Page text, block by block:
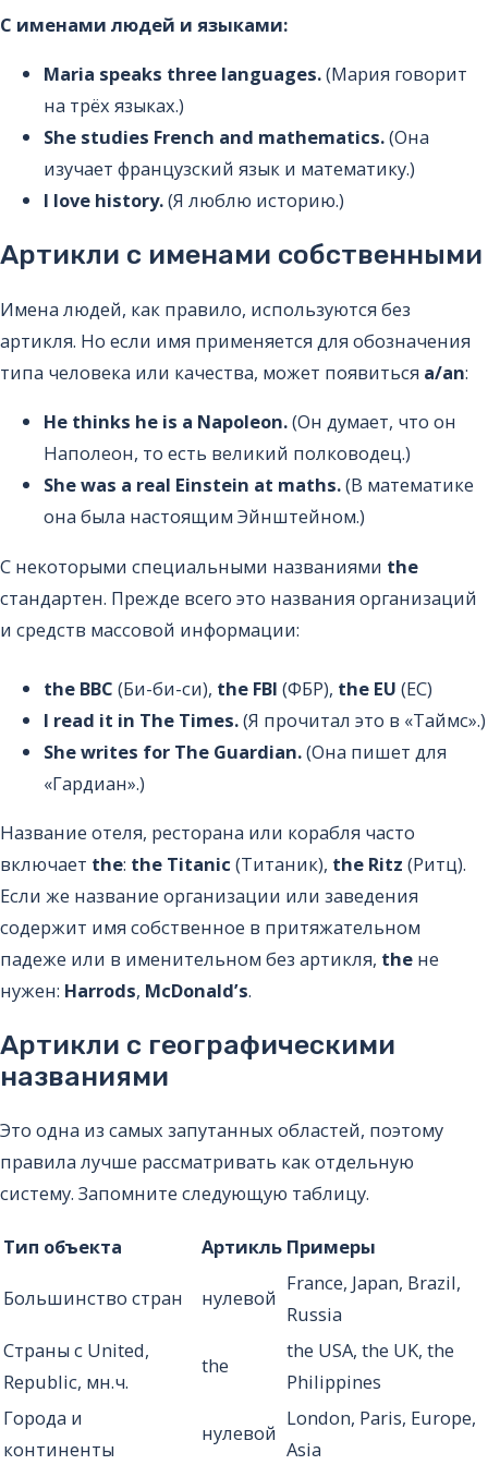
С именами людей и языками:
Maria speaks three languages.(Мария говорит
на трёх языках.)
She studies French and mathematics.(Она
изучает французский язык и математику.)
I love history.(Я люблю историю.)
Артикли с именами собственными
Имена людей, как правило, используются без
артикля. Но если имя применяется для обозначения
типа человека или качества, может появиться a/an:
He thinks he is a Napoleon.(Он думает, что он
Наполеон, то есть великий полководец.)
She was a real Einstein at maths.(В математике
она была настоящим Эйнштейном.)
С некоторыми специальными названиями the
стандартен. Прежде всего это названия организаций
и средств массовой информации:
the BBC (Би-би-си), the FBI (ФБР), the EU (ЕС)
I read it in The Times.(Я прочитал это в «Таймс».)
She writes for The Guardian.(Она пишет для
«Гардиан».)
Название отеля, ресторана или корабля часто
включает the: the Titanic (Титаник), the Ritz (Ритц).
Если же название организации или заведения
содержит имя собственное в притяжательном
падеже или в именительном без артикля, the не
нужен: Harrods, McDonald’s.
Артикли с географическими
названиями
Это одна из самых запутанных областей, поэтому
правила лучше рассматривать как отдельную
систему. Запомните следующую таблицу.
Тип объекта Артикль Примеры
Большинство стран нулевой
France, Japan, Brazil,
Russia
Страны с United,
Republic, мн.ч.
the
the USA, the UK, the
Philippines
Города и
континенты
нулевой
London, Paris, Europe,
Asia